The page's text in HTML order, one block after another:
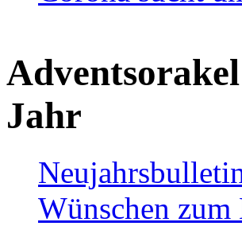
Jahr
Wünschen zum